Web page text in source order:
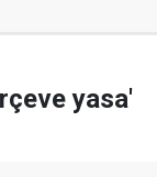
yasa'